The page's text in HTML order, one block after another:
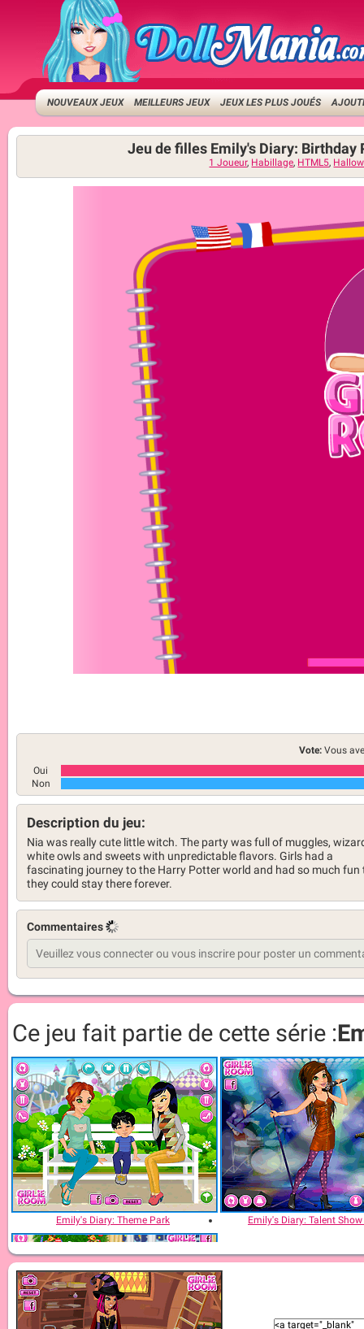
NOUVEAUX JEUX MEILLEURS JEUX JEUX LES PLUS JOUÉS
Jeu de filles Emily's Diary: Birthday
1 Joueur, Habillage, HTML5,
Vote: Vous
Oui
Non
Description du jeu:
Nia was really cute little witch. The party was full of muggles,
white owls and sweets with unpredictable flavors. Girls had a
fascinating journey to the Harry Potter world and had so much fun
they could stay there forever.
Commentaires
Ce jeu fait partie de cette série :
Emily's Diary: Theme Park Emily's Diary: Talent